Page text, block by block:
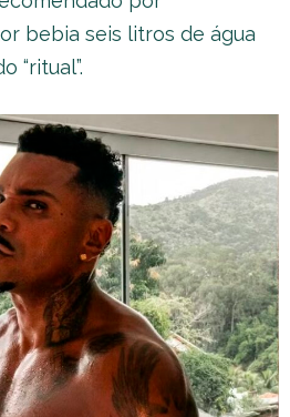
bebia seis litros de água
“ritual”.